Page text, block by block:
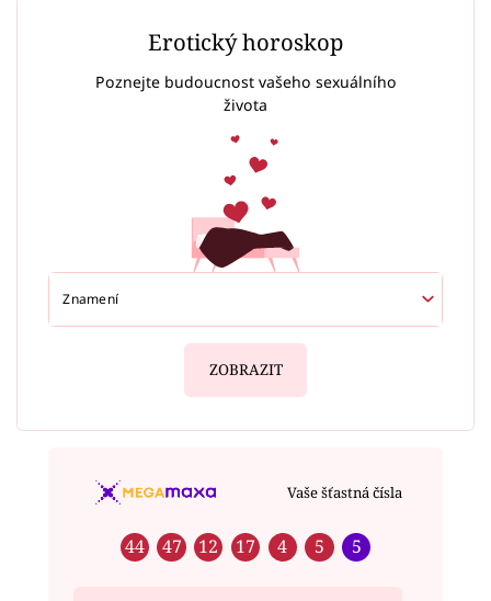
Erotický horoskop
Poznejte budoucnost vašeho sexuálního
života
ZOBRAZIT
Vaše šťastná čísla
44 47 12 17 4 5 5